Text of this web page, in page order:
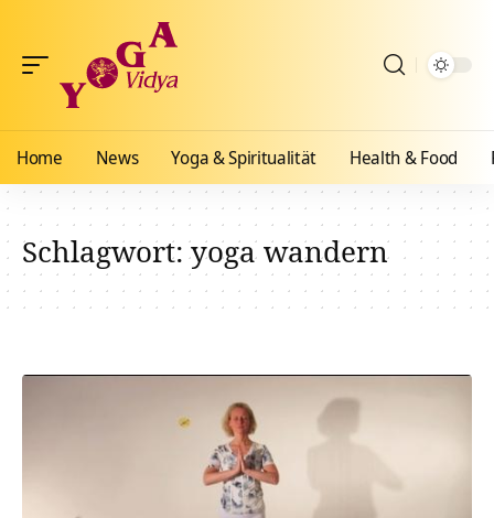
Home News Yoga & Spiritualität Health & Food
Schlagwort:yoga wandern